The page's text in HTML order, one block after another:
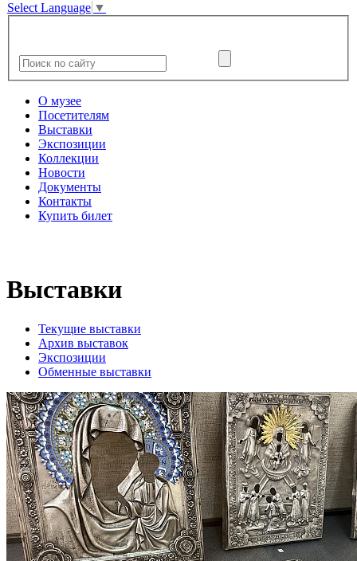
Select Language ▼
О музее
Посетителям
Выставки
Экспозиции
Коллекции
Новости
Документы
Контакты
Купить билет
Выставки
Текущие выставки
Архив выставок
Экспозиции
Обменные выставки